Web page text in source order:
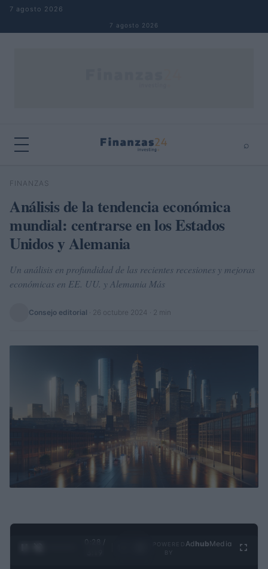
Saltar al contenido
7 agosto 2026
7 agosto 2026
⌕
Buscar
FINANZAS
Análisis de la tendencia económica
mundial: centrarse en los Estados
Unidos y Alemania
Un análisis en profundidad de las recientes recesiones y mejoras
económicas en EE. UU. y Alemania Más
Consejo editorial 26 octubre 2024 · 2 min
0:29 /
Ad hubMedia